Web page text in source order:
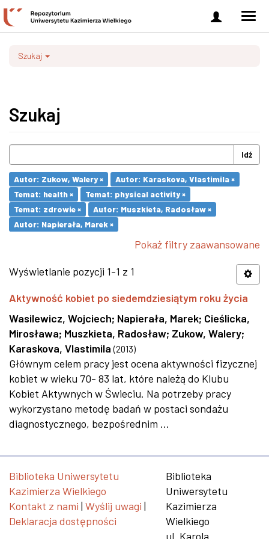
Zaloguj
się
Szukaj
Szukaj
Idź
Autor: Zukow, Walery ×
Autor: Karaskova, Vlastimila ×
Temat: health ×
Temat: physical activity ×
Temat: zdrowie ×
Autor: Muszkieta, Radosław ×
Autor: Napierała, Marek ×
Pokaż filtry zaawansowane
Wyświetlanie pozycji 1-1 z 1
Aktywność kobiet po siedemdziesiątym roku życia
Wasilewicz, Wojciech; Napierała, Marek; Cieślicka,
Mirosława; Muszkieta, Radosław; Zukow, Walery;
Karaskova, Vlastimila (2013)
Głównym celem pracy jest ocena aktywności fizycznej
kobiet w wieku 70- 83 lat, które należą do Klubu
Kobiet Aktywnych w Świeciu. Na potrzeby pracy
wykorzystano metodę badań w postaci sondażu
diagnostycznego, bezpośrednim ...
Biblioteka Uniwersytetu
Kazimierza Wielkiego
Kontakt z nami | Wyślij uwagi |
Deklaracja dostępności
Biblioteka
Uniwersytetu
Kazimierza
Wielkiego
ul. Karola